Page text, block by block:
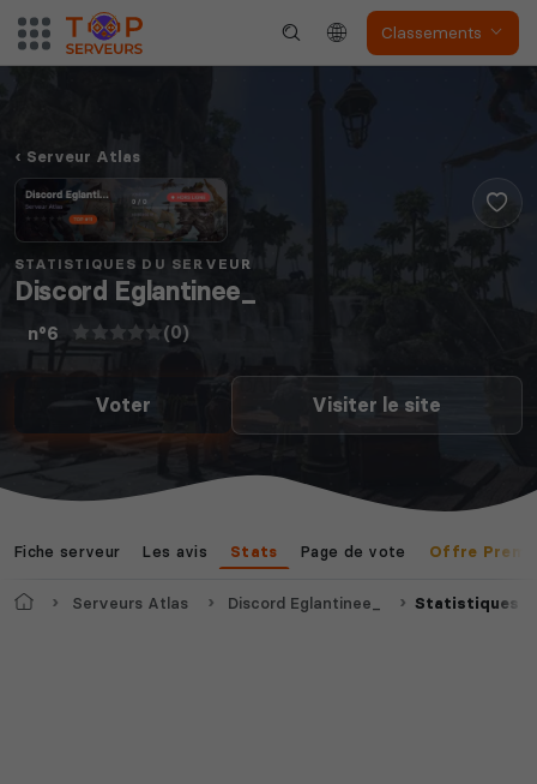
Classements
Serveur Atlas
STATISTIQUES DU SERVEUR
Discord Eglantinee_
n°6 (0)
Voter Visiter le site
Fiche serveur Les avis Stats Page de vote Offre
AccueilServeurs Atlas Discord Eglantinee_ Statistiques